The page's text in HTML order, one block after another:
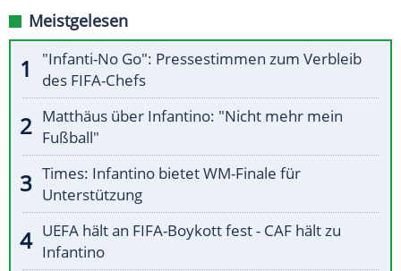
Meistgelesen
"Infanti-No Go": Pressestimmen zum Verbleib
des FIFA-Chefs
Matthäus über Infantino: "Nicht mehr mein
Fußball"
Times: Infantino bietet WM-Finale für
Unterstützung
UEFA hält an FIFA-Boykott fest - CAF hält zu
Infantino